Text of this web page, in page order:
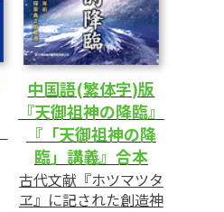
中国語(繁体字)版
『天御祖神の降臨』
『「天御祖神の降
臨」講義』合本
古代文献『ホツマツタ
ヱ』に記された創造神